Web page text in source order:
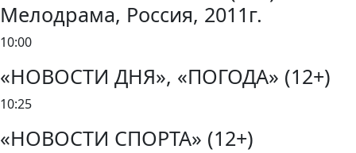
Мелодрама, Россия, 2011г.
10:00
«НОВОСТИ ДНЯ», «ПОГОДА» (12+)
10:25
«НОВОСТИ СПОРТА» (12+)